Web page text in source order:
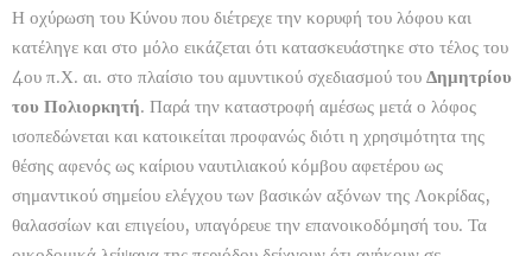
Η οχύρωση του Κύνου που διέτρεχε την κορυφή του λόφου και
κατέληγε και στο μόλο εικάζεται ότι κατασκευάστηκε στο τέλος του
4ου π.Χ. αι. στο πλαίσιο του αμυντικού σχεδιασμού του Δημητρίου
του Πολιορκητή. Παρά την καταστροφή αμέσως μετά ο λόφος
ισοπεδώνεται και κατοικείται προφανώς διότι η χρησιμότητα της
θέσης αφενός ως καίριου ναυτιλιακού κόμβου αφετέρου ως
σημαντικού σημείου ελέγχου των βασικών αξόνων της Λοκρίδας,
θαλασσίων και επιγείου, υπαγόρευε την επανοικοδόμησή του. Τα